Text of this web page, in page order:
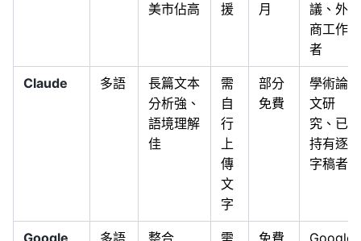
美市佔高
援
月
議、外
商工作
者
Claude 多語
長篇文本
分析強、
語境理解
佳
需
自
行
上
傳
文
字
部分
免費
學術論
文研
究、已
持有逐
字稿者
Google 多語 整合 需 免費 Google